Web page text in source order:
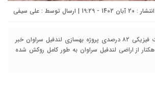
علی سیفی
شهردار رشت از پیشرفت فیزیکی ۸۲ درصدی پروژه بهسازی لندفیل سراوان خبر
داد و گفت : حدود ۱۰ هکتار از اراضی لندفیل سراوان به طور کامل روکش شده